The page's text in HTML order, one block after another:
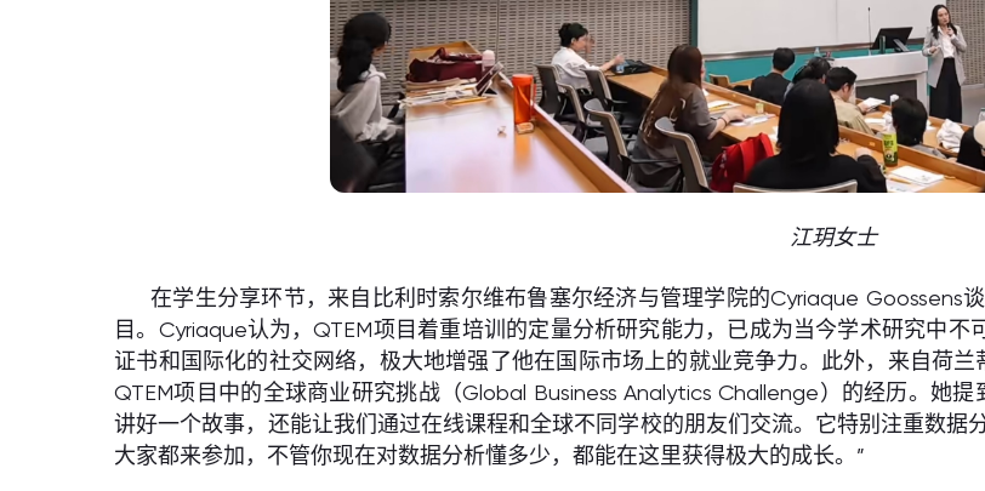
江玥女士
在学生分享环节，来自比利时索尔维布鲁塞尔经济与管理学院的Cyriaque Goossens
目。Cyriaque认为，QTEM项目着重培训的定量分析研究能力，已成为当今学术研究中
证书和国际化的社交网络，极大地增强了他在国际市场上的就业竞争力。此外，来自荷
QTEM项目中的全球商业研究挑战（Global Business Analytics Challenge）的经历。她
讲好一个故事，还能让我们通过在线课程和全球不同学校的朋友们交流。它特别注重数
大家都来参加，不管你现在对数据分析懂多少，都能在这里获得极大的成长。”